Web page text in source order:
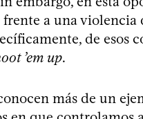
frente a una violencia
de esos
’em up.
más de un